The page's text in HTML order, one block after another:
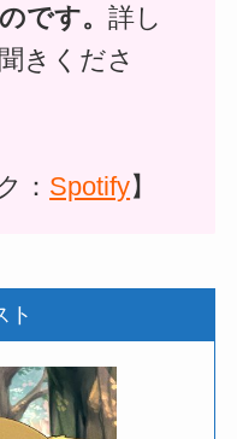
です。詳し
きくださ
： Spotify】
ト